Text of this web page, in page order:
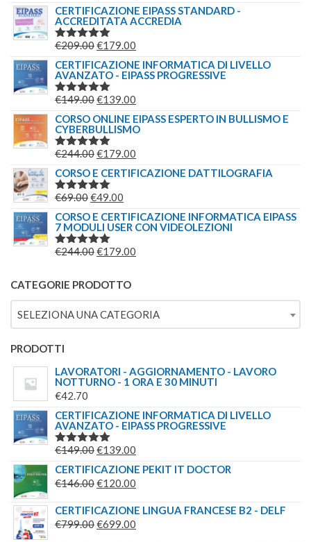
PREZZO
ORIGINALE
ERA:
PREZZO
ATTUALE
CERTIFICAZIONE EIPASS STANDARD -
ACCREDITATA ACCREDIA
VALUTATO
€209.00IL
PREZZO
ORIGINALE
ERA:
€179.00
PREZZO
ATTUALE
CERTIFICAZIONE INFORMATICA DI LIVELLO
AVANZATO - EIPASS PROGRESSIVE
VALUTATO
€149.00IL
PREZZO
ORIGINALE
ERA:
€139.00
PREZZO
ATTUALE
CORSO ONLINE EIPASS ESPERTO IN BULLISMO E
CYBERBULLISMO
VALUTATO
€244.00IL
PREZZO
ORIGINALE
ERA:
€244.00.
€179.00
PREZZO
€179.00.
CORSO E CERTIFICAZIONE DATTILOGRAFIA
VALUTATO
€69.00IL
PREZZO
ORIGINALE
ERA:
€49.00
PREZZO
ATTUALE
È:
CORSO E CERTIFICAZIONE INFORMATICA EIPASS
7 MODULI USER CON VIDEOLEZIONI
VALUTATO
€244.00IL
ORIGINALE
ERA:
€244.00.
€179.00
È:
€179.00.
CATEGORIE PRODOTTO
SELEZIONA UNA CATEGORIA
PRODOTTI
LAVORATORI - AGGIORNAMENTO - LAVORO
NOTTURNO - 1 ORA E 30 MINUTI
€42.70
CERTIFICAZIONE INFORMATICA DI LIVELLO
AVANZATO - EIPASS PROGRESSIVE
VALUTATO
€149.00IL
PREZZO
ORIGINALE
€149.00.
€139.00
PREZZO
€139.00.
CERTIFICAZIONE PEKIT IT DOCTOR
€146.00IL
ORIGINALE
ERA:
€120.00
ATTUALE
È:
CERTIFICAZIONE LINGUA FRANCESE B2 - DELF
€799.00IL
€699.00